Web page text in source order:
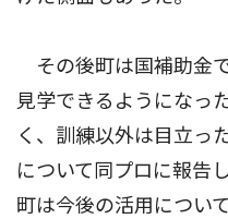
その後町は国補助金
見学できるようになっ
く、訓練以外は目立っ
について同プロに報告
町は今後の活用につい